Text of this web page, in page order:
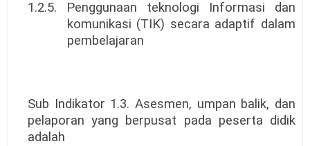
1.2.5. Penggunaan teknologi Informasi dan
komunikasi (TIK) secara adaptif dalam
pembelajaran
Sub Indikator 1.3. Asesmen, umpan balik, dan
pelaporan yang berpusat pada peserta didik
adalah